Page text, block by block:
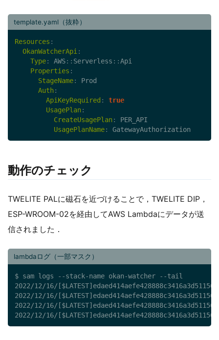
template.yaml（抜粋）
Resources :
OkanWatcherApi :
Type: AWS: : Serverless : :Api
Properties :
StageName:
Prod
Auth:
ApiKeyRequired :
true
UsagePlan:
CreateUsagePlan:
PER_API
UsagePlanName: GatewayAuthorization
動作のチェック
TWELITE PALに磁石を近づけることで，TWELITE DIP，
ESP-WROOM-02を経由してAWS Lambdaにデータが送
信されました．
lambdaログ（一部マスク）
$ sam logs --stack-name okan-watcher --tail
2022/12/16/
2022/12/16/
2022/12/16/
2022/12/16/